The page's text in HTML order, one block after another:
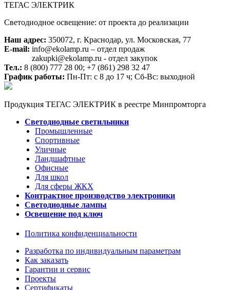
ТЕГАС ЭЛЕКТРИК
Светодиодное освещение: от проекта до реализации
Наш адрес: 350072, г. Краснодар, ул. Московская, 77
E-mail: info@ekolamp.ru – отдел продаж
zakupki@ekolamp.ru - отдел закупок
Тел.: 8 (800) 777 28 00; +7 (861) 298 32 47
График работы: Пн-Пт: с 8 до 17 ч; Сб-Вс: выходной
Продукция ТЕГАС ЭЛЕКТРИК в реестре Минпромторга
Светодиодные светильники
Промышленные
Спортивные
Уличные
Ландшафтные
Офисные
Для школ
Для сферы ЖКХ
Контрактное производство электроники
Светодиодные лампы
Освещение под ключ
Политика конфиденциальности
Разработка по индивидуальным параметрам
Как заказать
Гарантии и сервис
Проекты
Сертификаты